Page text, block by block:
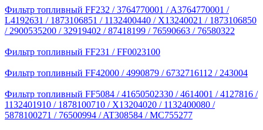
Фильтр топливный FF232 / 3764770001 / A3764770001 /
L4192631 / 1873106851 / 1132400440 / X13240021 / 1873106850
/ 2900535200 / 32919402 / 87418199 / 76590663 / 76580322
Фильтр топливный FF231 / FF0023100
Фильтр топливный FF42000 / 4990879 / 6732716112 / 243004
Фильтр топливный FF5084 / 41650502330 / 4614001 / 4127816 /
1132401910 / 1878100710 / X13204020 / 1132400080 /
5878100271 / 76500994 / AT308584 / MC755277